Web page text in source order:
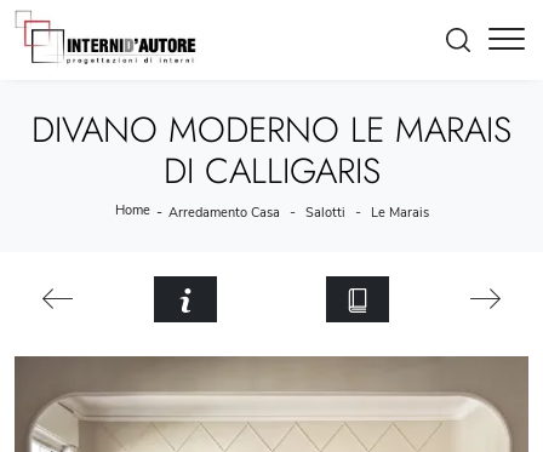
DIVANO MODERNO LE MARAIS
DI CALLIGARIS
Home - Arredamento Casa - Salotti - Le Marais